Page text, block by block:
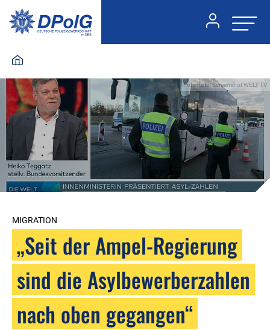
Foto:Foto: Screenshot WELT TV
MIGRATION
„Seit der Ampel-Regierung
sind die Asylbewerberzahlen
nach oben gegangen“